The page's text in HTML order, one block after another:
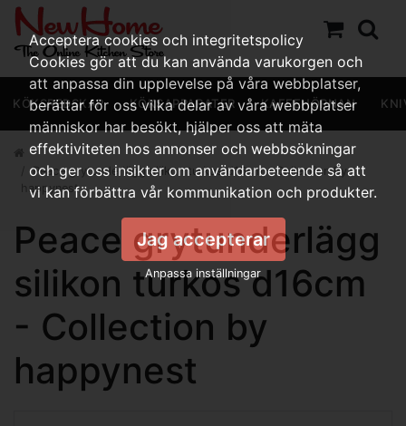
KÖKSREDSKAP KÖKSAPPARATER KAFFEHÖRNAN
Peace grytunderlägg silikon turkos d16cm - Collection by
happynest
Peace grytunderlägg
silikon turkos d16cm
- Collection by
happynest
Acceptera cookies och integritetspolicy
Cookies gör att du kan använda varukorgen och
att anpassa din upplevelse på våra webbplatser,
berättar för oss vilka delar av våra webbplatser
människor har besökt, hjälper oss att mäta
effektiviteten hos annonser och webbsökningar
och ger oss insikter om användarbeteende så att
vi kan förbättra vår kommunikation och produkter.
Jag accepterar
Anpassa inställningar